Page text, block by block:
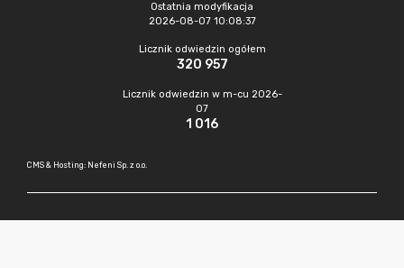
Ostatnia modyfikacja
2026-08-07 10:08:37
Licznik odwiedzin ogółem
320 957
Licznik odwiedzin w m-cu 2026-
07
1 016
CMS & Hosting: Nefeni Sp. z o.o.